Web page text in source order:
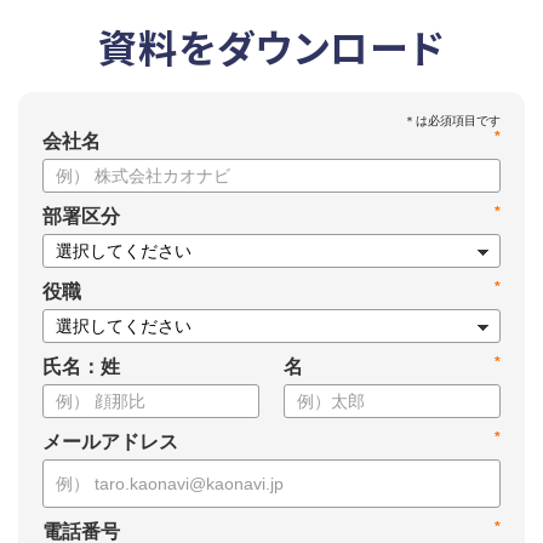
資料をダウンロード
*
会社名
*
部署区分
*
役職
氏名：姓 *
名
*
メールアドレス
*
電話番号